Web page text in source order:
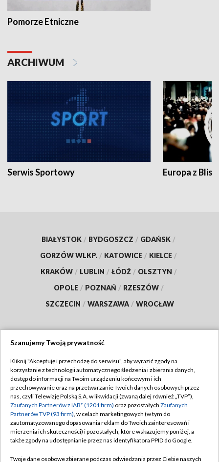
Pomorze Etniczne
ARCHIWUM
Serwis Sportowy Europa z
BIAŁYSTOK / BYDGOSZCZ / GDAŃSK /
GORZÓW WLKP. / KATOWICE / KIELCE /
KRAKÓW / LUBLIN / ŁÓDŹ / OLSZTYN /
OPOLE / POZNAŃ / RZESZÓW /
SZCZECIN / WARSZAWA / WROCŁAW
TVP
Abonament TVP
Emisja w TVP
Centrum informacji TVP
Naziemna Telewizja Cyfrowa
Regulamin TVP
Polityka prywatności
Moje zgody
Pomoc
Szanujemy Twoją prywatność
Kliknij "Akceptuję i przechodzę do serwisu", aby wyrazić zgody na
korzystanie z technologii automatycznego śledzenia i zbierania danych,
dostęp do informacji na Twoim urządzeniu końcowym i ich
przechowywanie oraz na przetwarzanie Twoich danych osobowych przez
nas, czyli Telewizję Polską S.A. w likwidacji (zwaną dalej również „TVP”),
Zaufanych Partnerów z IAB* (1201 firm) oraz pozostałych Zaufanych
Partnerów TVP (93 firm), w celach marketingowych (w tym do
zautomatyzowanego dopasowania reklam do Twoich zainteresowań i
mierzenia ich skuteczności) i pozostałych, które wskazujemy poniżej, a
także zgody na udostępnianie przez nas identyfikatora PPID do Google.
Twoje dane osobowe zbierane podczas odwiedzania przez Ciebie naszych